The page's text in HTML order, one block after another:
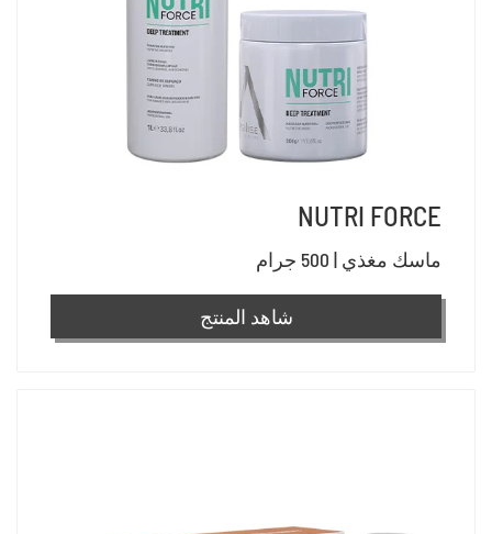
NUTRI FORCE
ماسك مغذي | 500 جرام
شاهد المنتج